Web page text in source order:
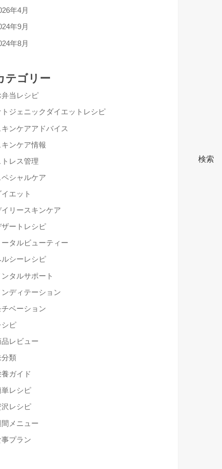
検索
年4月
年9月
年8月
テゴリー
弁当レシピ
トジェニックダイエットレシピ
キンケアアドバイス
キンケア情報
トレス管理
ペシャルケア
エット
イリースキンケア
ザートレシピ
ータルビューティー
ルシーレシピ
タルサポート
ンディテーション
チベーション
シピ
品レビュー
分類
養ガイド
単レシピ
沢レシピ
間メニュー
事プラン